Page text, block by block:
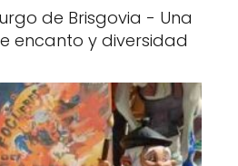
de Brisgovia - Una
encanto y diversidad